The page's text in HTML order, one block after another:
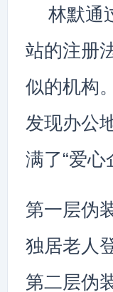
林默通
站的注册
似的机构
发现办公
满了“爱心
第一层伪
独居老人
第二层伪